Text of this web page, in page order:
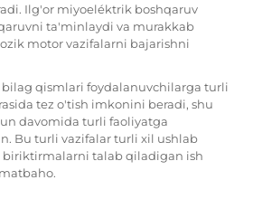
Ilg'or miyoeléktrik boshqaruv
ta'minlaydi va murakkab
motor vazifalarni bajarishni
qismlari foydalanuvchilarga turli
tez o'tish imkonini beradi, shu
davomida turli faoliyatga
Bu turli vazifalar turli xil ushlab
biriktirmalarni talab qiladigan ish